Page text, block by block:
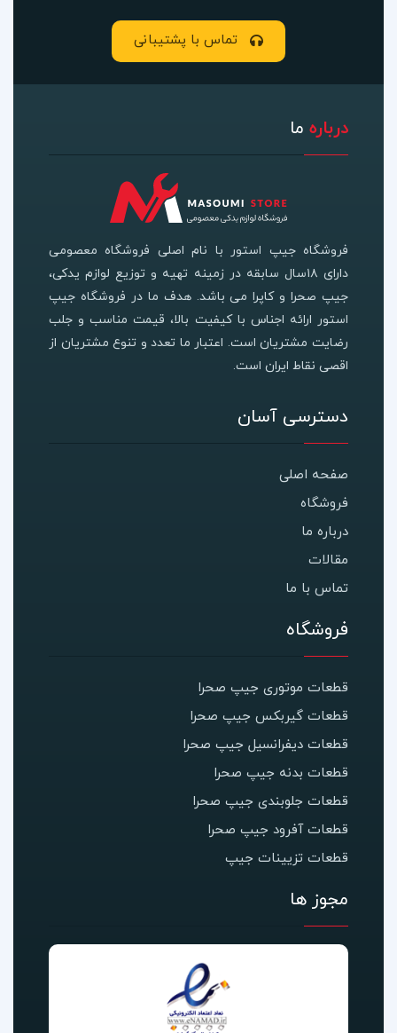
تماس با پشتیبانی
درباره ما
فروشگاه جیپ استور با نام اصلی فروشگاه معصومی
دارای ۱۸سال سابقه در زمینه تهیه و توزیع لوازم یدکی،
جیپ صحرا و کاپرا می باشد. هدف ما در فروشگاه جیپ
استور ارائه اجناس با کیفیت بالا، قیمت مناسب و جلب
رضایت مشتریان است. اعتبار ما تعدد و تنوع مشتریان از
اقصی نقاط ایران است.
دسترسی آسان
صفحه اصلی
فروشگاه
درباره ما
مقالات
تماس با ما
فروشگاه
قطعات موتوری جیپ صحرا
قطعات گیربکس جیپ صحرا
قطعات دیفرانسیل جیپ صحرا
قطعات بدنه جیپ صحرا
قطعات جلوبندی جیپ صحرا
قطعات آفرود جیپ صحرا
قطعات تزیینات جیپ
مجوز ها